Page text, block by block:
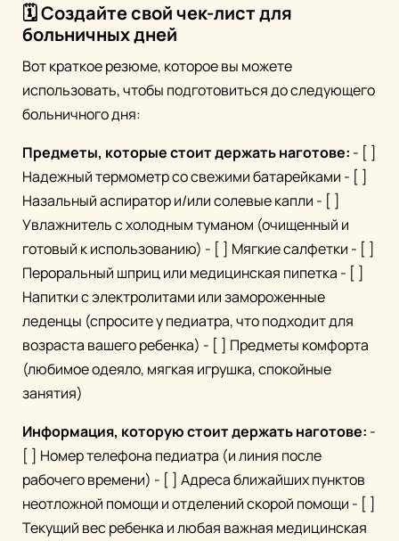
🗓️ Создайте свой чек-лист для
больничных дней
Вот краткое резюме, которое вы можете
использовать, чтобы подготовиться до следующего
больничного дня:
Предметы, которые стоит держать наготове: - [ ]
Надежный термометр со свежими батарейками - [ ]
Назальный аспиратор и/или солевые капли - [ ]
Увлажнитель с холодным туманом (очищенный и
готовый к использованию) - [ ] Мягкие салфетки - [ ]
Пероральный шприц или медицинская пипетка - [ ]
Напитки с электролитами или замороженные
леденцы (спросите у педиатра, что подходит для
возраста вашего ребенка) - [ ] Предметы комфорта
(любимое одеяло, мягкая игрушка, спокойные
занятия)
Информация, которую стоит держать наготове: -
[ ] Номер телефона педиатра (и линия после
рабочего времени) - [ ] Адреса ближайших пунктов
неотложной помощи и отделений скорой помощи - [ ]
Текущий вес ребенка и любая важная медицинская